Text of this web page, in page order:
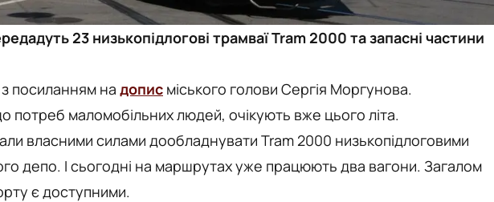
23 низькопідлогові трамваї Tram 2000 та запасні частини
посиланням на допис міського голови Сергія Моргунова.
потреб маломобільних людей, очікують вже цього літа.
власними силами дообладнувати Tram 2000 низькопідлоговими
депо. І сьогодні на маршрутах уже працюють два вагони. Загалом
є доступними.